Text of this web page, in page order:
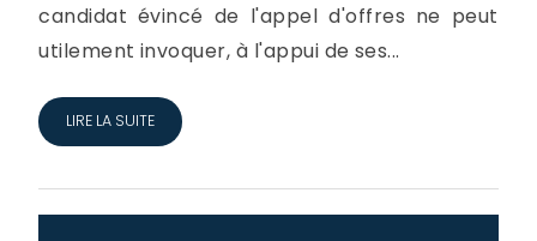
candidat évincé de l'appel d'offres ne peut
utilement invoquer, à l'appui de ses...
LIRE LA SUITE